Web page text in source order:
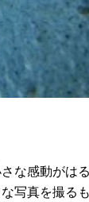
な感動がは
写真を撮る